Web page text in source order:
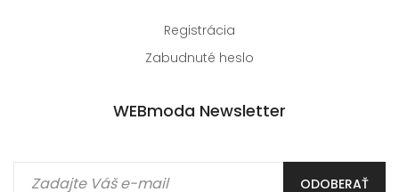
Registrácia
Zabudnuté heslo
WEBmoda Newsletter
ODOBERAŤ